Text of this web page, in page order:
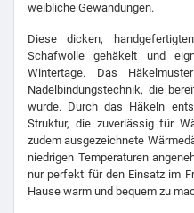
weibliche Gewandungen.
Diese dicken,
Schafwolle gehäkelt und
Wintertage. Das
Nadelbindungstechnik, die
wurde. Durch das Häkeln
Struktur, die zuverlässig für
zudem ausgezeichnete
niedrigen Temperaturen
nur perfekt für den Einsatz im
Hause warm und bequem zu